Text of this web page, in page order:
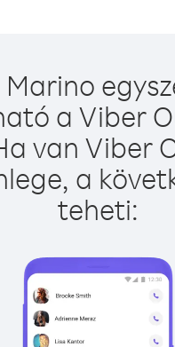
Marino
a Viber
van Viber
a
teheti: